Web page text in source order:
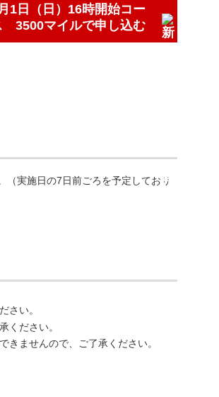
1日（日）16時開始コー
3500マイルで申し込む
（実施日の7日前ごろを予定しており
さい。
ください。
ませんので、ご了承ください。